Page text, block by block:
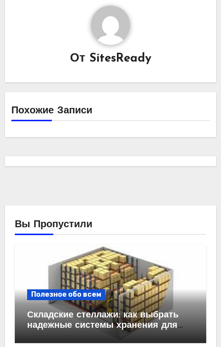
От SitesReady
Похожие Записи
Вы Пропустили
Полезное обо всем
Складские стеллажи: как выбрать
надежные системы хранения для